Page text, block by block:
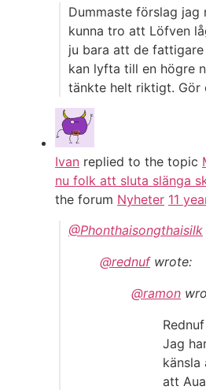
Dummaste förslag jag
kunna tro att Löfven
ju bara att de
kan lyfta till en högre
tänkte helt riktigt. Gör
Ivan replied to the topic
nu folk att sluta slänga
the forum Nyheter 11
@Phonthaisongthaisilk
@rednufwrote:
@ramon
Rednuf
Jag
känsla
att